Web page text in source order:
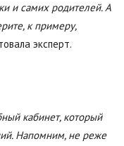
и самих родителей. А
к примеру,
эксперт.
кабинет, который
Напомним, не реже